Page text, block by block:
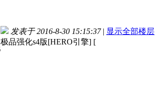
发表于 2016-8-30 15:15:37 | 显示全部楼层
极品强化s4版[HERO引擎] [